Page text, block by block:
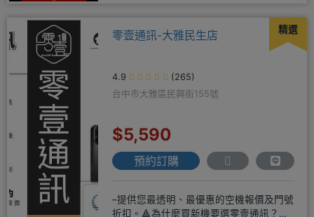
精選
零壹通訊-大雅民生店
4.9
(265)
台中市大雅區民興街155號
$5,590
預約訂購
–提供您最透明、最優惠的空機報價及門號
折扣。🔺為什麼買新機要選零壹通訊？